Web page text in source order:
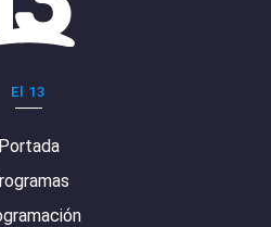
El 13
Portada